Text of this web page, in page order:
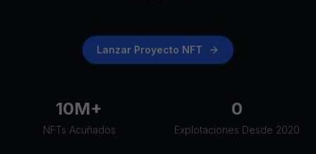
Lanzar Proyecto NFT
10M+
NFTs Acuñados
0
Explotaciones Desde 2020